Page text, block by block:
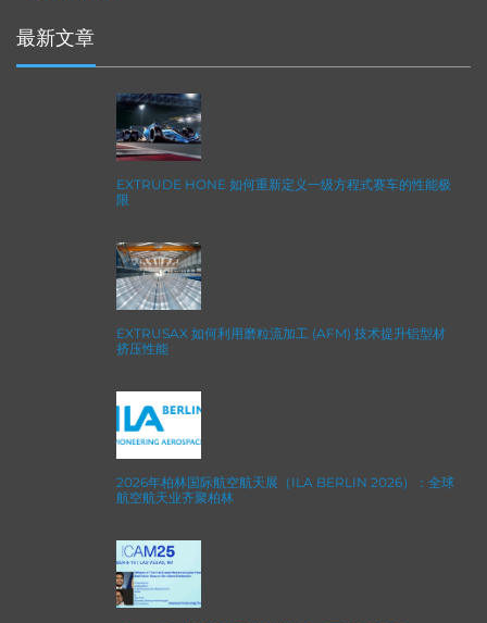
最新文章
EXTRUDE HONE 如何重新定义一级方程式赛车的性能极
限
EXTRUSAX 如何利用磨粒流加工 (AFM) 技术提升铝型材
挤压性能
2026年柏林国际航空航天展（ILA BERLIN 2026）：全球
航空航天业齐聚柏林